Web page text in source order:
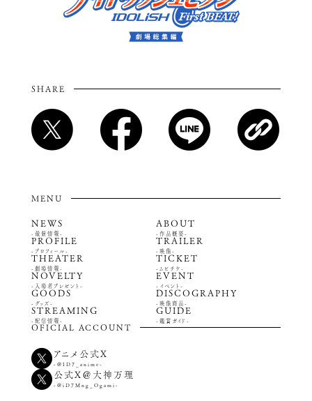
SHARE
MENU
NEWS
-最新情報-
ABOUT
-作品概要-
PROFILE
-プロフィール-
TRAILER
-映像-
THEATER
-劇場情報-
TICKET
-ムビチケ-
NOVELTY
-入場者プレゼント-
EVENT
-イベント-
GOODS
-グッズ-
DISCOGRAPHY
-映像商品-
STREAMING
-配信情報-
GUIDE
-鑑賞ガイド-
OFICIAL ACCOUNT
アニメ公式X
-@ID7_anime-
公式X＠大神万理
-@iD7Mng_Ogami-